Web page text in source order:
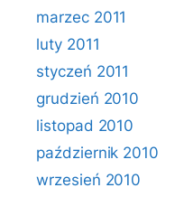
marzec 2011
luty 2011
styczeń 2011
grudzień 2010
listopad 2010
październik 2010
wrzesień 2010